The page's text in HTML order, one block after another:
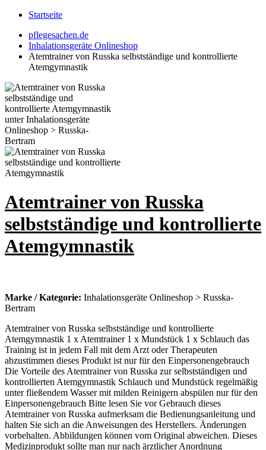
Startseite
pflegesachen.de
Inhalationsgeräte Onlineshop
Atemtrainer von Russka selbstständige und kontrollierte
Atemgymnastik
Atemtrainer von Russka
selbstständige und kontrollierte
Atemgymnastik
Marke / Kategorie: Inhalationsgeräte Onlineshop > Russka-
Bertram
Atemtrainer von Russka selbstständige und kontrollierte
Atemgymnastik 1 x Atemtrainer 1 x Mundstück 1 x Schlauch das
Training ist in jedem Fall mit dem Arzt oder Therapeuten
abzustimmen dieses Produkt ist nur für den Einpersonengebrauch
Die Vorteile des Atemtrainer von Russka zur selbstständigen und
kontrollierten Atemgymnastik Schlauch und Mundstück regelmäßig
unter fließendem Wasser mit milden Reinigern abspülen nur für den
Einpersonengebrauch Bitte lesen Sie vor Gebrauch dieses
Atemtrainer von Russka aufmerksam die Bedienungsanleitung und
halten Sie sich an die Anweisungen des Herstellers. Änderungen
vorbehalten. Abbildungen können vom Original abweichen. Dieses
Medizinprodukt sollte man nur nach ärztlicher Anordnung